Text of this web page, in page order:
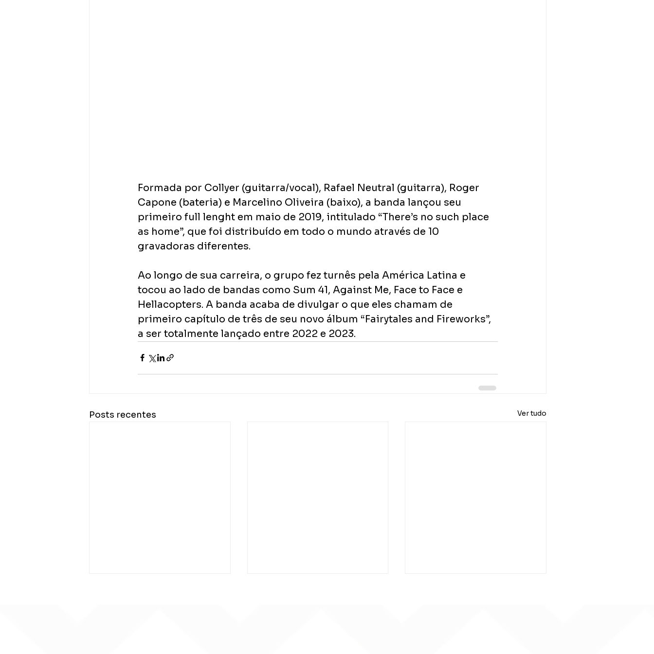
Formada por Collyer (guitarra/vocal), Rafael Neutral (guitarra), Roger
Capone (bateria) e Marcelino Oliveira (baixo), a banda lançou seu
primeiro full lenght em maio de 2019, intitulado “There’s no such place
as home”, que foi distribuído em todo o mundo através de 10
gravadoras diferentes.
Ao longo de sua carreira, o grupo fez turnês pela América Latina e
tocou ao lado de bandas como Sum 41, Against Me, Face to Face e
Hellacopters. A banda acaba de divulgar o que eles chamam de
primeiro capítulo de três de seu novo álbum “Fairytales and Fireworks”,
a ser totalmente lançado entre 2022 e 2023.
Posts recentes Ver tudo